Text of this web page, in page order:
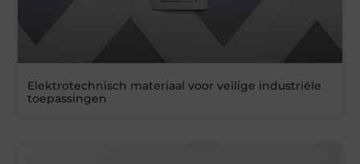
Elektrotechnisch materiaal voor veilige industriële
toepassingen